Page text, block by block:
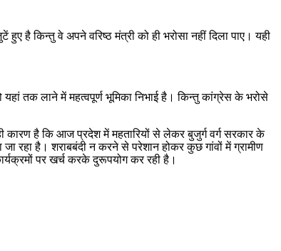
है किन्तु वे अपने वरिष्ठ मंत्री को ही भरोसा नहीं दिला पाए। यही
तक लाने में महत्वपूर्ण भूमिका निभाई है। किन्तु कांग्रेस के भरोसे
है कि आज प्रदेश में महतारियों से लेकर बुजुर्ग वर्ग सरकार के
रहा है। शराबबंदी न करने से परेशान होकर कुछ गांवों में ग्रामीण
पर खर्च करके दुरूपयोग कर रही है।